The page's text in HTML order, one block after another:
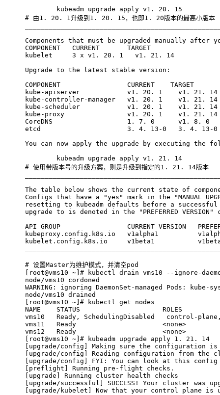
	kubeadm upgrade apply v1. 20. 15
# 由1. 20. 1升级到1. 20. 15，也即1. 20版本的最高小版本
Components that must be upgraded manually
COMPONENT   CURRENT       TARGET
kubelet     3 x v1. 20. 1   v1. 21. 14
Upgrade to the latest stable version:
COMPONENT                 CURRENT    TARGET
kube-apiserver            v1. 20. 1    v1. 21. 14
kube-controller-manager   v1. 20. 1    v1. 21. 14
kube-scheduler            v1. 20. 1    v1. 21. 14
kube-proxy                v1. 20. 1    v1. 21. 14
CoreDNS                   1. 7. 0      v1. 8. 0
etcd                      3. 4. 13-0   3. 4. 13-0
You can now apply the upgrade by executing the
	kubeadm upgrade apply v1. 21. 14
# 使用带版本号的升级方案，则是升级到指定的1. 21. 14版本
The table below shows the current state of
Configs that have a "yes" mark in the "MANUAL
resetting to kubeadm defaults before a
upgrade to is denoted in the "PREFERRED VERSION"
API GROUP                 CURRENT VERSION
kubeproxy.config.k8s.io   v1alpha1
kubelet.config.k8s.io     v1beta1
# 设置Master为维护模式，并清空pod
[root@vms10 ~]# kubectl drain vms10 --ignore-
node/vms10 cordoned
WARNING: ignoring DaemonSet-managed Pods:
node/vms10 drained
[root@vms10 ~]# kubectl get nodes
NAME    STATUS                     ROLES
vms10   Ready, SchedulingDisabled   control-
vms11   Ready                      <none>
vms12   Ready                      <none>
[root@vms10 ~]# kubeadm upgrade apply 1. 21. 14
[upgrade/config] Making sure the configuration
[upgrade/config] Reading configuration from the
[upgrade/config] FYI: You can look at this
[preflight] Running pre-flight checks.
[upgrade] Running cluster health checks
[upgrade/successful] SUCCESS! Your cluster was
[upgrade/kubelet] Now that your control plane is